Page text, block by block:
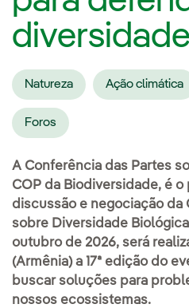
Natureza Ação climática
Foros
A Conferência das Partes
COP da Biodiversidade, é
discussão e negociação da
sobre Diversidade Biológica
outubro de 2026, será
(Armênia) a 17ª edição do
buscar soluções para
nossos ecossistemas.